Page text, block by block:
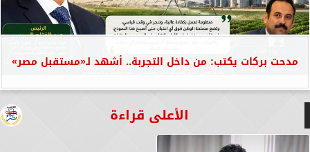
مدحت بركات يكتب: من داخل التجربة.. أشهد لـ«مستقبل مصر»
الأعلى قراءة